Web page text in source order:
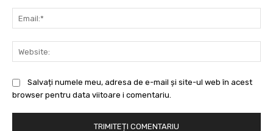
Salvați numele meu, adresa de e-mail și site-ul web în acest
browser pentru data viitoare i comentariu.